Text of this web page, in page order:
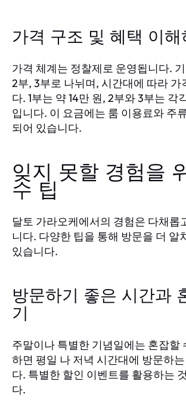
가격 구조 및 혜택 이해
가격 체계는 정찰제로 운영됩니다.
2부, 3부로 나뉘며, 시간대에 따라 가
다. 1부는 약 14만 원, 2부와 3부는 각
입니다. 이 요금에는 룸 이용료와 주
되어 있습니다.
잊지 못할 경험을
수 팁
달토 가라오케에서의 경험은 다채롭
니다. 다양한 팁을 통해 방문을 더 알
있습니다.
방문하기 좋은 시간과
기
주말이나 특별한 기념일에는 혼잡할
하면 평일 나 저녁 시간대에 방문하
다. 특별한 할인 이벤트를 활용하는
다.